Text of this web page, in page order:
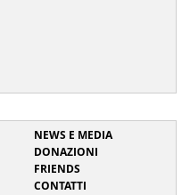
NEWS E MEDIA
DONAZIONI
FRIENDS
CONTATTI